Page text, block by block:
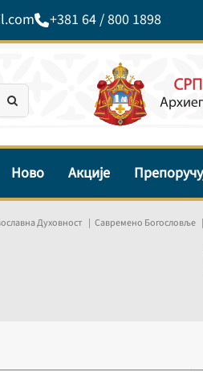
+381 64 / 800 1898
Ново Акције
Духовност Савремено Богословље